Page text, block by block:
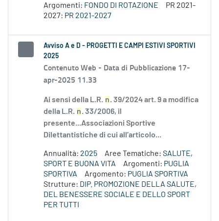
Argomenti: FONDO DI ROTAZIONE
PR 2021-
2027: PR 2021-2027
Avviso A e D - PROGETTI E CAMPI ESTIVI SPORTIVI
2025
Contenuto Web - Data di Pubblicazione 17-
apr-2025 11.33
Ai sensi della L.R. n. 39/2024 art. 9 a modifica
della L.R. n. 33/2006, il
presente...Associazioni Sportive
Dilettantistiche di cui all’articolo...
Annualità: 2025 Aree Tematiche: SALUTE,
SPORT E BUONA VITA
Argomenti: PUGLIA
SPORTIVA
Argomento: PUGLIA SPORTIVA
Strutture: DIP. PROMOZIONE DELLA SALUTE,
DEL BENESSERE SOCIALE E DELLO SPORT
PER TUTTI